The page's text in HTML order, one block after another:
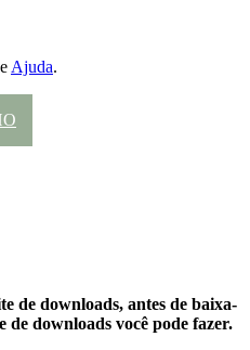
Ajuda.
de downloads, antes de baixa-
de downloads você pode fazer.